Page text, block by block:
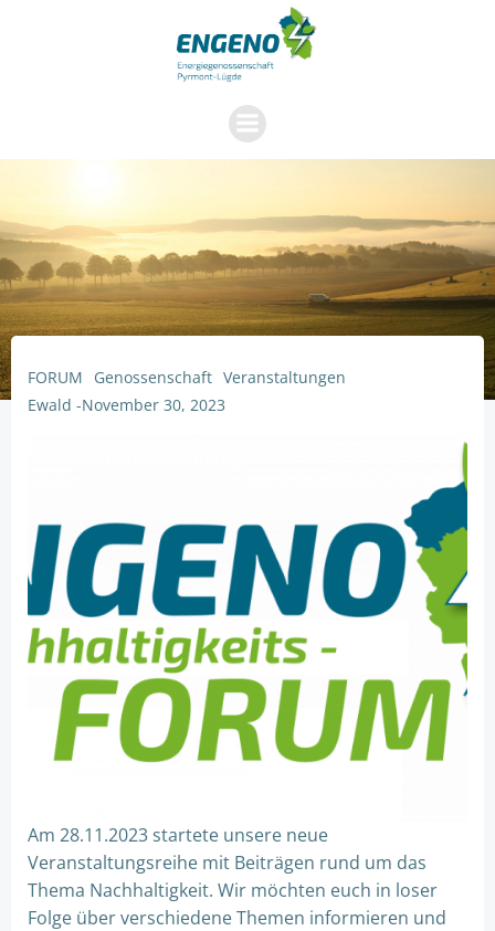
Zum
Inhalt
springen
FORUM Genossenschaft Veranstaltungen
Ewald -November 30, 2023
Am 28.11.2023 startete unsere neue
Veranstaltungsreihe mit Beiträgen rund um das
Thema Nachhaltigkeit. Wir möchten euch in loser
Folge über verschiedene Themen informieren und